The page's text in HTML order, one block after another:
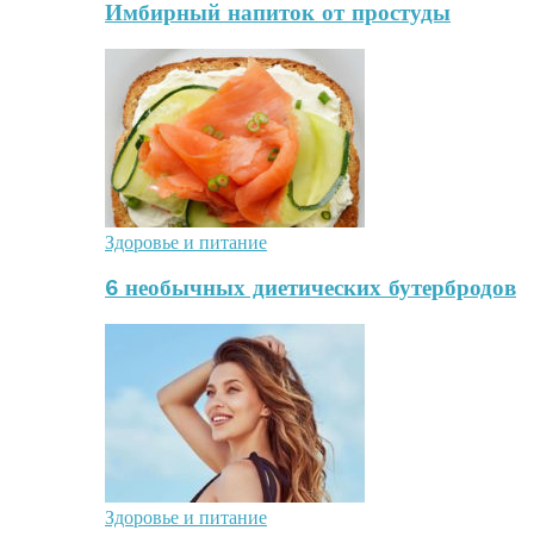
Имбирный напиток от простуды
Здоровье и питание
6 необычных диетических бутербродов
Здоровье и питание